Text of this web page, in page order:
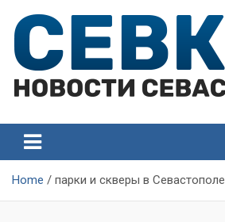
content
Севастополя
Севастополя
Home парки и скверы в Севастополе